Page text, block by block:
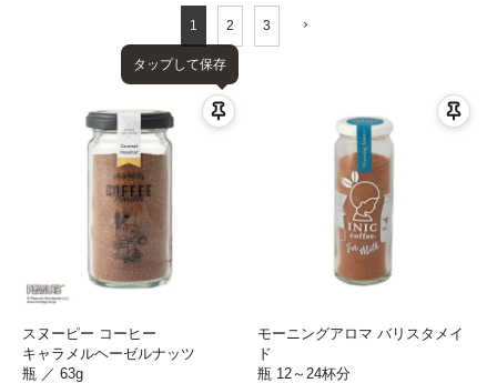
1 2 3
タップして保存
スヌーピー コーヒー
キャラメルヘーゼルナッツ
瓶 ／ 63g
モーニングアロマ バリスタメイ
ド
瓶 12～24杯分